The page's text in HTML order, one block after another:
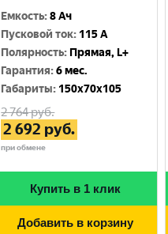
Емкость:8 Ач
Пусковой ток: 115 A
Полярность: Прямая, L+
Гарантия:6 мес.
Габариты: 150x70x105
2 764руб.
2 692 руб.
при обмене
Купить в 1 клик
Добавить в корзину